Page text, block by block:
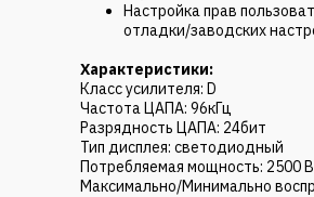
Настройка прав
отладки/заводских
Характеристики:
Класс усилителя: D
Частота ЦАПА: 96кГц
Разрядность ЦАПА: 24бит
Тип дисплея: светодиодный
Потребляемая мощность: 2500
Максимально/Минимально